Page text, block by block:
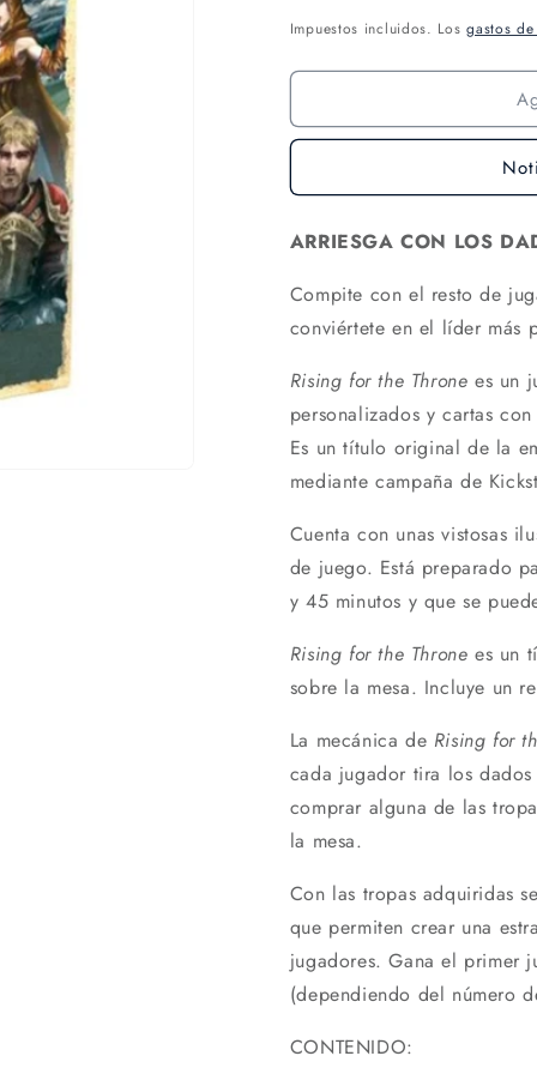
Impuestos incluidos. Losgastos
ARRIESGA CON LOS
Compite con el resto de
conviértete en el líder más
Rising for the Throne es un
personalizados y cartas
Es un título original de la
mediante campaña de
Cuenta con unas vistosas
de juego. Está preparado
y 45 minutos y que se
Rising for the Throne es un
sobre la mesa. Incluye un
La mecánica de Rising for
cada jugador tira los
comprar alguna de las
la mesa.
Con las tropas adquiridas
que permiten crear una
jugadores. Gana el primer
(dependiendo del número
CONTENIDO: